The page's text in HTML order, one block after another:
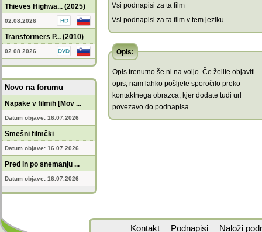
Thieves Highwa... (2025)
02.08.2026
Transformers P... (2010)
02.08.2026
Novo na forumu
Napake v filmih [Mov ...
Datum objave: 16.07.2026
Smešni filmčki
Datum objave: 16.07.2026
Pred in po snemanju ...
Datum objave: 16.07.2026
Vsi podnapisi za ta film
Vsi podnapisi za ta film v tem jeziku
Opis:
Opis trenutno še ni na voljo. Če želite objaviti
opis, nam lahko pošljete sporočilo preko
kontaktnega obrazca, kjer dodate tudi url
povezavo do podnapisa.
Kontakt Podnapisi Naloži